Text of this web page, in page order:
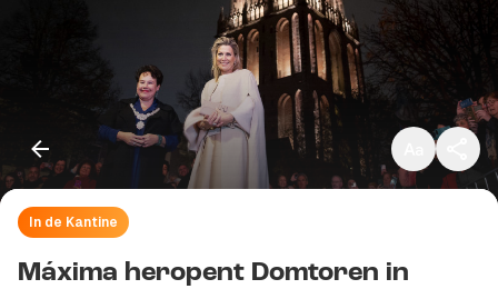
Klein
Standaard
Groot
In de Kantine
Máxima heropent Domtoren in